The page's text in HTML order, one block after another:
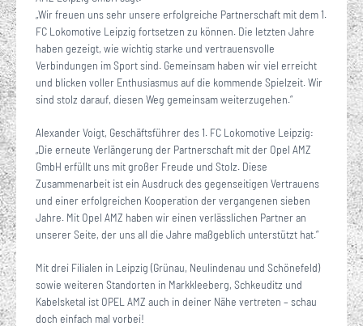
„Wir freuen uns sehr unsere erfolgreiche Partnerschaft mit dem 1.
FC Lokomotive Leipzig fortsetzen zu können. Die letzten Jahre
haben gezeigt, wie wichtig starke und vertrauensvolle
Verbindungen im Sport sind. Gemeinsam haben wir viel erreicht
und blicken voller Enthusiasmus auf die kommende Spielzeit. Wir
sind stolz darauf, diesen Weg gemeinsam weiterzugehen.“
Alexander Voigt, Geschäftsführer des 1. FC Lokomotive Leipzig:
„Die erneute Verlängerung der Partnerschaft mit der Opel AMZ
GmbH erfüllt uns mit großer Freude und Stolz. Diese
Zusammenarbeit ist ein Ausdruck des gegenseitigen Vertrauens
und einer erfolgreichen Kooperation der vergangenen sieben
Jahre. Mit Opel AMZ haben wir einen verlässlichen Partner an
unserer Seite, der uns all die Jahre maßgeblich unterstützt hat.“
Mit drei Filialen in Leipzig (Grünau, Neulindenau und Schönefeld)
sowie weiteren Standorten in Markkleeberg, Schkeuditz und
Kabelsketal ist OPEL AMZ auch in deiner Nähe vertreten – schau
doch einfach mal vorbei!